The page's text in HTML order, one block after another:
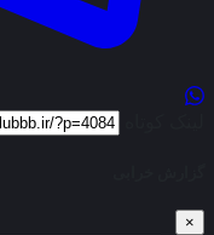
×